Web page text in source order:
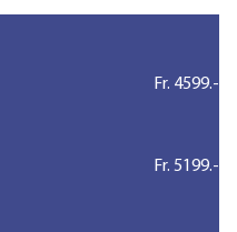
Fr. 4599.-
Fr. 5199.-